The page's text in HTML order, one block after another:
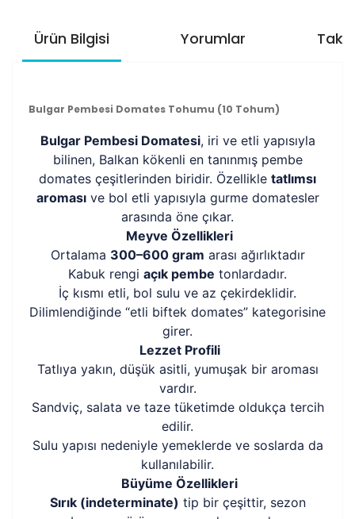
Ürün Bilgisi Yorumlar
Bulgar Pembesi Domates Tohumu (10 Tohum)
Bulgar Pembesi Domatesi, iri ve etli yapısıyla
bilinen, Balkan kökenli en tanınmış pembe
domates çeşitlerinden biridir. Özellikle tatlımsı
aromasıve bol etli yapısıyla gurme domatesler
arasında öne çıkar.
Meyve Özellikleri
Ortalama 300–600 gram arası ağırlıktadır
Kabuk rengi açık pembe tonlardadır.
İç kısmı etli, bol sulu ve az çekirdeklidir.
Dilimlendiğinde “etli biftek domates” kategorisine
girer.
Lezzet Profili
Tatlıya yakın, düşük asitli, yumuşak bir aroması
vardır.
Sandviç, salata ve taze tüketimde oldukça tercih
edilir.
Sulu yapısı nedeniyle yemeklerde ve soslarda da
kullanılabilir.
Büyüme Özellikleri
Sırık (indeterminate) tip bir çeşittir, sezon